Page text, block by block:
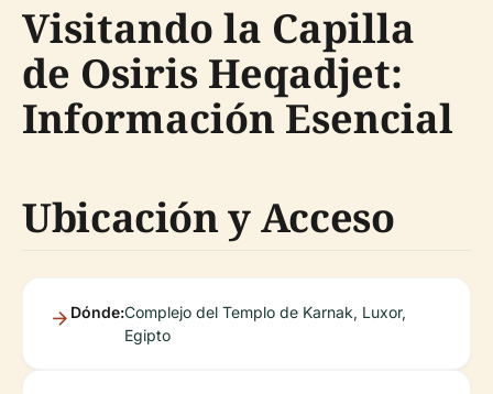
Visitando la Capilla
de Osiris Heqadjet:
Información Esencial
Ubicación y Acceso
Dónde:Complejo del Templo de Karnak, Luxor,
Egipto